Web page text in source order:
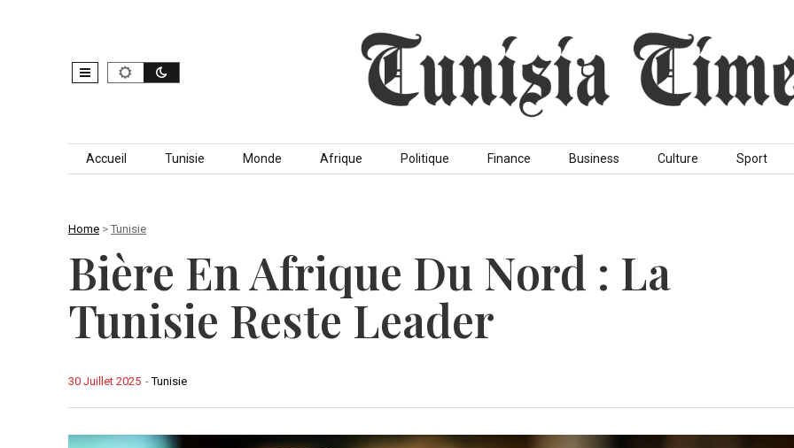
Skip to content
Accueil Tunisie Monde Afrique Politique Finance Business Culture Sport
Home > Tunisie
Bière En Afrique Du Nord : La
Tunisie Reste Leader
-Tunisie
30 Juillet 2025